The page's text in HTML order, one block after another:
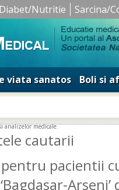
Diabet/Nutritie Sarcina/
viata sanatos Boli si
analizelor medicale.
cautarii
pacientii